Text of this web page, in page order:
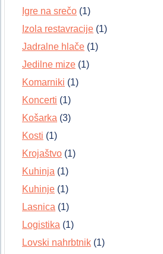
Igre na srečo (1)
Izola restavracije (1)
Jadralne hlače (1)
Jedilne mize (1)
Komarniki (1)
Koncerti (1)
Košarka (3)
Kosti (1)
Krojaštvo (1)
Kuhinja (1)
Kuhinje (1)
Lasnica (1)
Logistika (1)
Lovski nahrbtnik (1)